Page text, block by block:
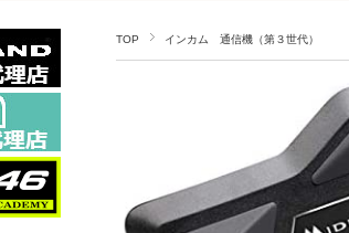
TOP インカム 通信機（第３世代）